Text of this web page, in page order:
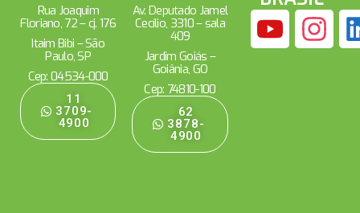
Rua Joaquim
Floriano, 72 – cj. 176
Itaim Bibi – São
Paulo, SP
Cep: 04534-000
11
3709-
4900
Av. Deputado Jamel
Cecílio, 3310 – sala
409
Jardim Goiás –
Goiânia, GO
Cep: 74810-100
62
3878-
4900